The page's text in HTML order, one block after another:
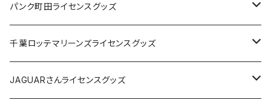
ステッカー
缶バッジ
ホテルキーホルダー
缶バッジ
アクリルキーホルダー
ホテルキーホルダー
Tシャツ
キャップ
バッグ
パンク町田ライセンスグッズ
Tシャツ
キャップ
千葉ロッテマリーンズライセンスグッズ
ステッカー
JAGUARさんライセンスグッズ